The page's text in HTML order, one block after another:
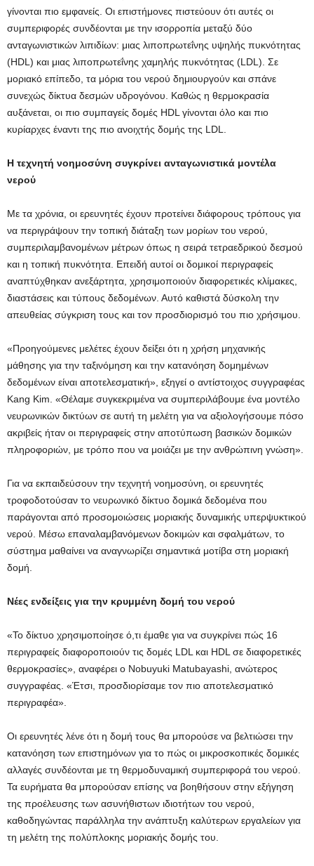
γίνονται πιο εμφανείς. Οι επιστήμονες πιστεύουν ότι αυτές οι
συμπεριφορές συνδέονται με την ισορροπία μεταξύ δύο
ανταγωνιστικών λιπιδίων: μιας λιποπρωτεΐνης υψηλής πυκνότητας
(HDL) και μιας λιποπρωτεΐνης χαμηλής πυκνότητας (LDL). Σε
μοριακό επίπεδο, τα μόρια του νερού δημιουργούν και σπάνε
συνεχώς δίκτυα δεσμών υδρογόνου. Καθώς η θερμοκρασία
αυξάνεται, οι πιο συμπαγείς δομές HDL γίνονται όλο και πιο
κυρίαρχες έναντι της πιο ανοιχτής δομής της LDL.
Η τεχνητή νοημοσύνη συγκρίνει ανταγωνιστικά μοντέλα
νερού
Με τα χρόνια, οι ερευνητές έχουν προτείνει διάφορους τρόπους για
να περιγράψουν την τοπική διάταξη των μορίων του νερού,
συμπεριλαμβανομένων μέτρων όπως η σειρά τετραεδρικού δεσμού
και η τοπική πυκνότητα. Επειδή αυτοί οι δομικοί περιγραφείς
αναπτύχθηκαν ανεξάρτητα, χρησιμοποιούν διαφορετικές κλίμακες,
διαστάσεις και τύπους δεδομένων. Αυτό καθιστά δύσκολη την
απευθείας σύγκριση τους και τον προσδιορισμό του πιο χρήσιμου.
«Προηγούμενες μελέτες έχουν δείξει ότι η χρήση μηχανικής
μάθησης για την ταξινόμηση και την κατανόηση δομημένων
δεδομένων είναι αποτελεσματική», εξηγεί ο αντίστοιχος συγγραφέας
Kang Kim. «Θέλαμε συγκεκριμένα να συμπεριλάβουμε ένα μοντέλο
νευρωνικών δικτύων σε αυτή τη μελέτη για να αξιολογήσουμε πόσο
ακριβείς ήταν οι περιγραφείς στην αποτύπωση βασικών δομικών
πληροφοριών, με τρόπο που να μοιάζει με την ανθρώπινη γνώση».
Για να εκπαιδεύσουν την τεχνητή νοημοσύνη, οι ερευνητές
τροφοδοτούσαν το νευρωνικό δίκτυο δομικά δεδομένα που
παράγονται από προσομοιώσεις μοριακής δυναμικής υπερψυκτικού
νερού. Μέσω επαναλαμβανόμενων δοκιμών και σφαλμάτων, το
σύστημα μαθαίνει να αναγνωρίζει σημαντικά μοτίβα στη μοριακή
δομή.
Νέες ενδείξεις για την κρυμμένη δομή του νερού
«Το δίκτυο χρησιμοποίησε ό,τι έμαθε για να συγκρίνει πώς 16
περιγραφείς διαφοροποιούν τις δομές LDL και HDL σε διαφορετικές
θερμοκρασίες», αναφέρει ο Nobuyuki Matubayashi, ανώτερος
συγγραφέας. «Έτσι, προσδιορίσαμε τον πιο αποτελεσματικό
περιγραφέα».
Οι ερευνητές λένε ότι η δομή τους θα μπορούσε να βελτιώσει την
κατανόηση των επιστημόνων για το πώς οι μικροσκοπικές δομικές
αλλαγές συνδέονται με τη θερμοδυναμική συμπεριφορά του νερού.
Τα ευρήματα θα μπορούσαν επίσης να βοηθήσουν στην εξήγηση
της προέλευσης των ασυνήθιστων ιδιοτήτων του νερού,
καθοδηγώντας παράλληλα την ανάπτυξη καλύτερων εργαλείων για
τη μελέτη της πολύπλοκης μοριακής δομής του.